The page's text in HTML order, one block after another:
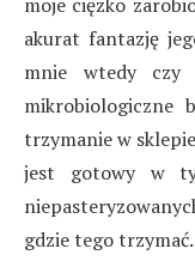
akurat fantazję
mnie wtedy
mikrobiologiczne
trzymanie w
jest gotowy w
gdzie tego trzymać.